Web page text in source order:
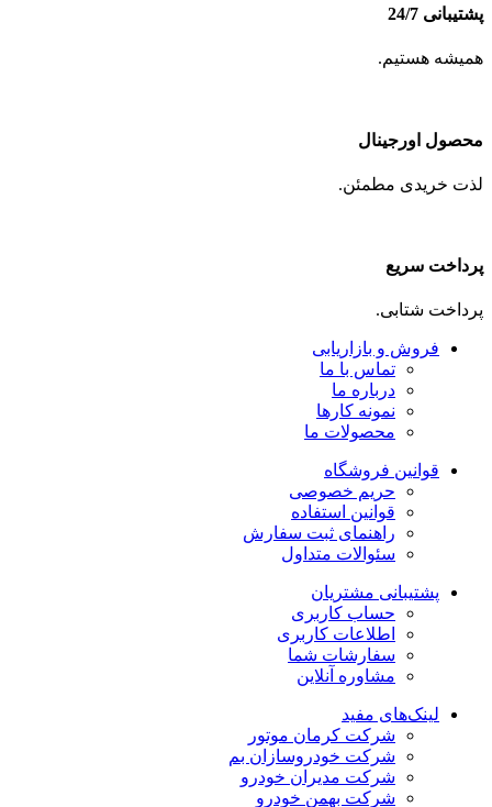
پشتیبانی 24/7
همیشه هستیم.
محصول اورجینال
لذت خریدی مطمئن.
پرداخت سریع
پرداخت شتابی.
فروش و بازاریابی
تماس با ما
درباره ما
نمونه کارها
محصولات ما
قوانین فروشگاه
حریم خصوصی
قوانین استفاده
راهنمای ثبت سفارش
سئوالات متداول
پشتیبانی مشتریان
حساب کاربری
اطلاعات کاربری
سفارشات شما
مشاوره آنلاین
لینک‌های مفید
شرکت کرمان موتور
شرکت خودروسازان بم
شرکت مدیران خودرو
شرکت بهمن خودرو